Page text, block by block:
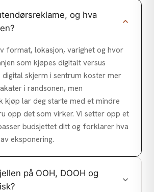
og hva
format, lokasjon, varighet og hvor
som kjøpes digitalt versus
digital skjerm i sentrum koster mer
i randsonen, men
kjøp lar deg starte med et mindre
opp det som virker. Vi setter opp et
budsjettet ditt og forklarer hva
eksponering.
på OOH, DOOH og